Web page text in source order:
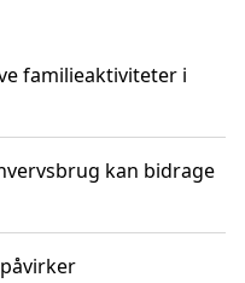
familieaktiviteter i
kan bidrage